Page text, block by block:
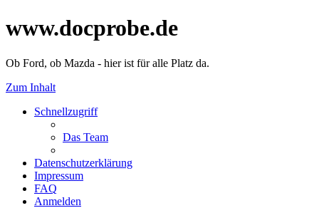
www.docprobe.de
Ob Ford, ob Mazda - hier ist für alle Platz da.
Zum Inhalt
Schnellzugriff
Das Team
Datenschutzerklärung
Impressum
FAQ
Anmelden